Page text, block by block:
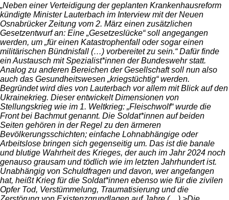
„Neben einer Verteidigung der geplanten Krankenhausreform
kündigte Minister Lauterbach im Interview mit der Neuen
Osnabrücker Zeitung vom 2. März einen zusätzlichen
Gesetzentwurf an: Eine „Gesetzeslücke“ soll angegangen
werden, um „für einen Katastrophenfall oder sogar einen
militärischen Bündnisfall (…) vorbereitet zu sein.“ Dafür finde
ein Austausch mit Spezialist*innen der Bundeswehr statt.
Analog zu anderen Bereichen der Gesellschaft soll nun also
auch das Gesundheitswesen „kriegstüchtig“ werden.
Begründet wird dies von Lauterbach vor allem mit Blick auf den
Ukrainekrieg. Dieser entwickelt Dimensionen von
Stellungskrieg wie im 1. Weltkrieg: „Fleischwolf“ wurde die
Front bei Bachmut genannt. Die Soldat*innen auf beiden
Seiten gehören in der Regel zu den ärmeren
Bevölkerungsschichten; einfache Lohnabhängige oder
Arbeitslose bringen sich gegenseitig um. Das ist die banale
und blutige Wahrheit des Krieges, der auch im Jahr 2024 noch
genauso grausam und tödlich wie im letzten Jahrhundert ist.
Unabhängig von Schuldfragen und davon, wer angefangen
hat, heißt Krieg für die Soldat*innen ebenso wie für die zivilen
Opfer Tod, Verstümmelung, Traumatisierung und die